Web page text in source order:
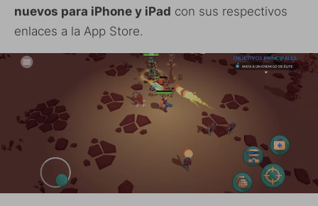
nuevos para iPhone y iPad con sus respectivos
enlaces a la App Store.